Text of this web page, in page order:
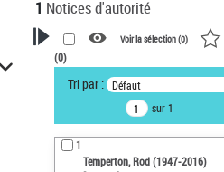
1 Notices d'autorité
VOTRE RECHERCHE
Recherche avancée dans les
notices d’autorité
Œuvres liées à l'auteur :
Temperton, Rod (1947-2016)
Voir la sélection (0)
(0)
Tri par : Défaut
sur 1
1
Temperton, Rod (1947-2016)